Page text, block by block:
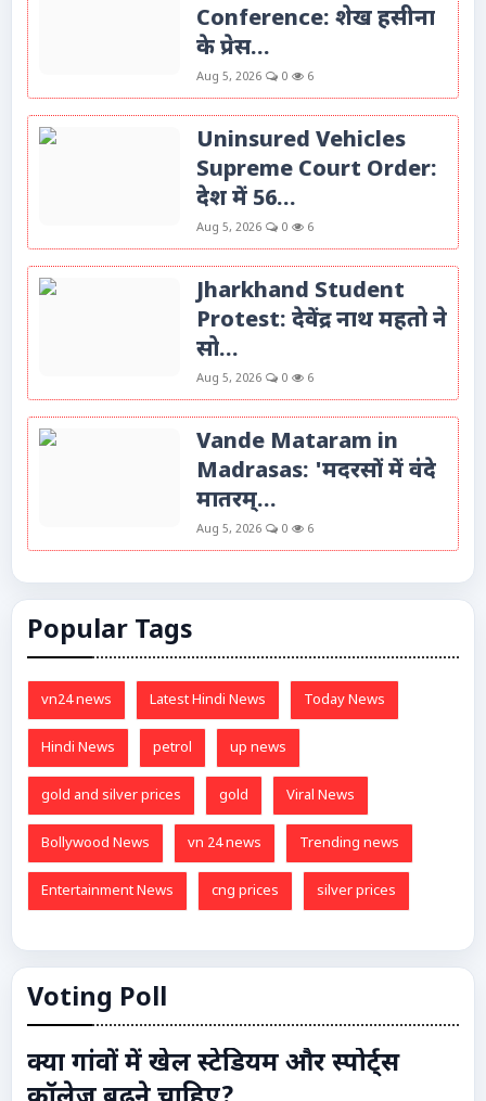
Conference: शेख हसीना
के प्रेस...
Aug 5, 2026 0 6
Uninsured Vehicles
Supreme Court Order:
देश में 56...
Aug 5, 2026 0 6
Jharkhand Student
Protest: देवेंद्र नाथ महतो ने
सो...
Aug 5, 2026 0 6
Vande Mataram in
Madrasas: 'मदरसों में वंदे
मातरम्...
Aug 5, 2026 0 6
Popular Tags
vn24 news Latest Hindi News Today News
Hindi News petrol up news
gold and silver prices gold Viral News
Bollywood News vn 24 news Trending news
Entertainment News cng prices silver prices
Voting Poll
क्या गांवों में खेल स्टेडियम और स्पोर्ट्स